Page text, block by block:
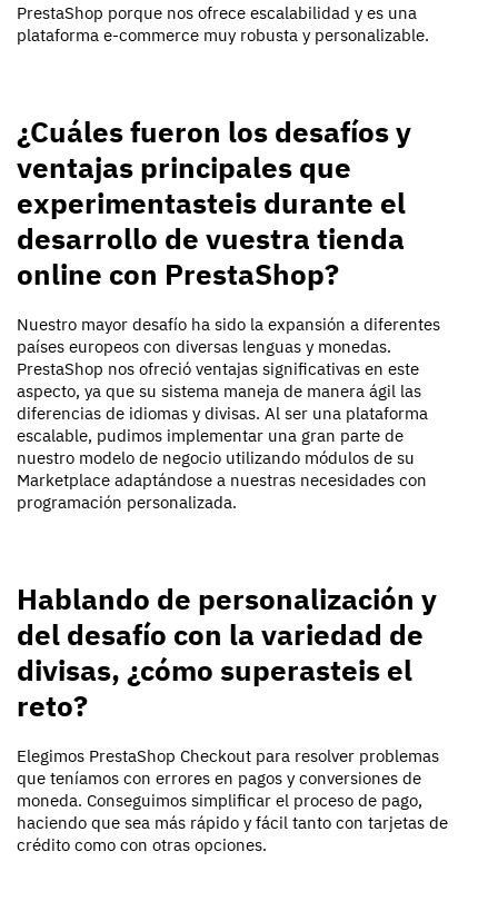
PrestaShop porque nos ofrece escalabilidad y es una
plataforma e-commerce muy robusta y personalizable.
¿Cuáles fueron los desafíos y
ventajas principales que
experimentasteis durante el
desarrollo de vuestra tienda
online con PrestaShop?
Nuestro mayor desafío ha sido la expansión a diferentes
países europeos con diversas lenguas y monedas.
PrestaShop nos ofreció ventajas significativas en este
aspecto, ya que su sistema maneja de manera ágil las
diferencias de idiomas y divisas. Al ser una plataforma
escalable, pudimos implementar una gran parte de
nuestro modelo de negocio utilizando módulos de su
Marketplace adaptándose a nuestras necesidades con
programación personalizada.
Hablando de personalización y
del desafío con la variedad de
divisas, ¿cómo superasteis el
reto?
Elegimos PrestaShop Checkout para resolver problemas
que teníamos con errores en pagos y conversiones de
moneda. Conseguimos simplificar el proceso de pago,
haciendo que sea más rápido y fácil tanto con tarjetas de
crédito como con otras opciones.